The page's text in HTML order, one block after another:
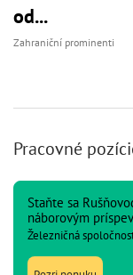
od...
Zahraniční prominenti
Pracovné
Staňte sa
náborovým
Železničná